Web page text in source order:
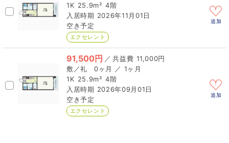
1K 25.9m² 4階
2026年11月01日
空き予定
エクセレント
追加
91,500円 ／
11,000円
0ヶ月 ／ 1ヶ月
1K 25.9m² 4階
2026年09月01日
空き予定
エクセレント
追加